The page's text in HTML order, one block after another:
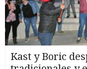
Kast y Boric